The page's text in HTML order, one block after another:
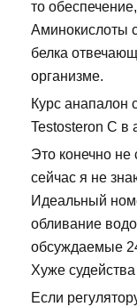
то
Аминокислоты
белка
организме.
Курс анапалон
Testosteron C в
Это конечно
сейчас я не
Идеальный
обливание
обсуждаемые
Хуже
Если